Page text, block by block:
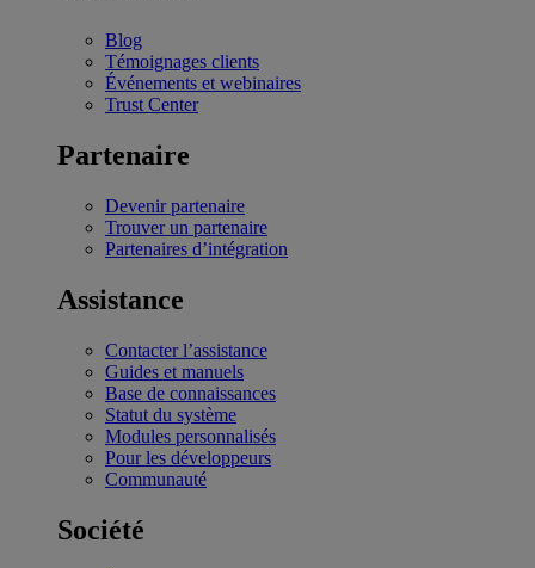
Blog
Témoignages clients
Événements et webinaires
Trust Center
Partenaire
Devenir partenaire
Trouver un partenaire
Partenaires d’intégration
Assistance
Contacter l’assistance
Guides et manuels
Base de connaissances
Statut du système
Modules personnalisés
Pour les développeurs
Communauté
Société